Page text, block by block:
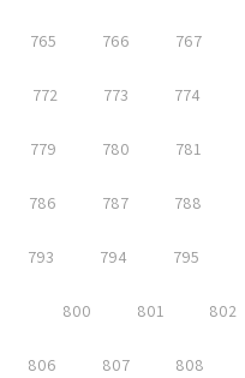
765 766 767
772 773 774
779 780 781
786 787 788
793 794 795
800 801 802
806 807 808